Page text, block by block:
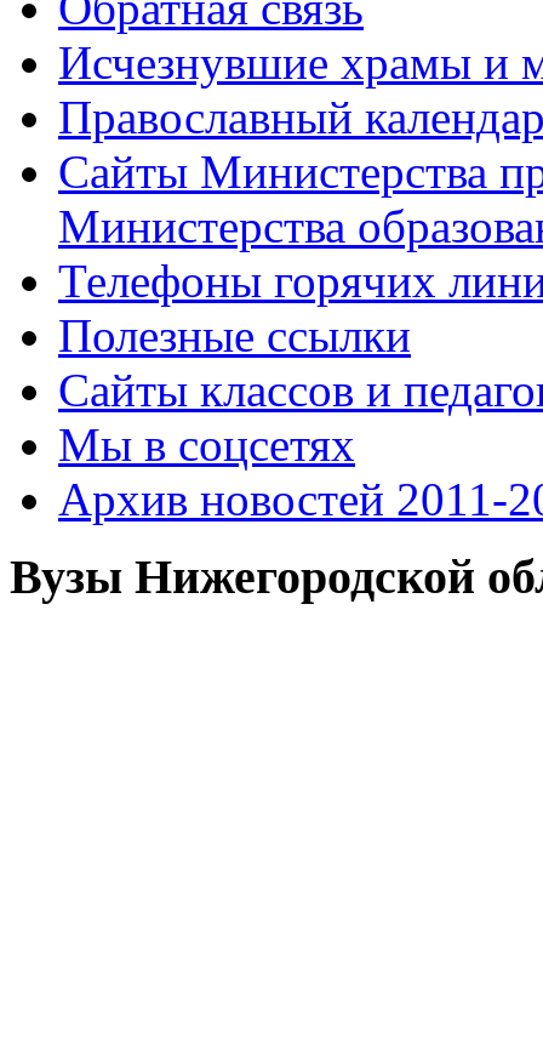
Исчезнувшие храмы и
Православный
Сайты Министерства
Министерства
Телефоны горячих
Полезные ссылки
Сайты классов и
Мы в соцсетях
Архив новостей 2011-
Вузы Нижегородской